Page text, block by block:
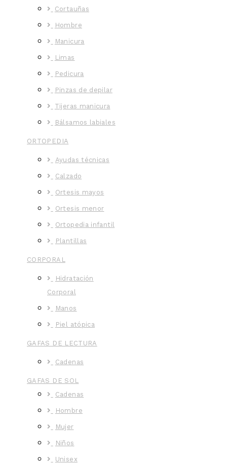
Cortauñas
Hombre
Manicura
Limas
Pedicura
Pinzas de depilar
Tijeras manicura
Bálsamos labiales
ORTOPEDIA
Ayudas técnicas
Calzado
Ortesis mayos
Ortesis menor
Ortopedia infantil
Plantillas
CORPORAL
Hidratación
Corporal
Manos
Piel atópica
GAFAS DE LECTURA
Cadenas
GAFAS DE SOL
Cadenas
Hombre
Mujer
Niños
Unisex